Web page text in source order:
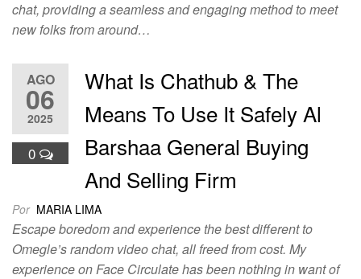
chat, providing a seamless and engaging method to meet
new folks from around…
AGO
06
2025
0
What Is Chathub & The
Means To Use It Safely Al
Barshaa General Buying
And Selling Firm
Por MARIA LIMA
Escape boredom and experience the best different to
Omegle’s random video chat, all freed from cost. My
experience on Face Circulate has been nothing in want of